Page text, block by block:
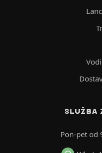
SLUŽBA
Pon-pet od